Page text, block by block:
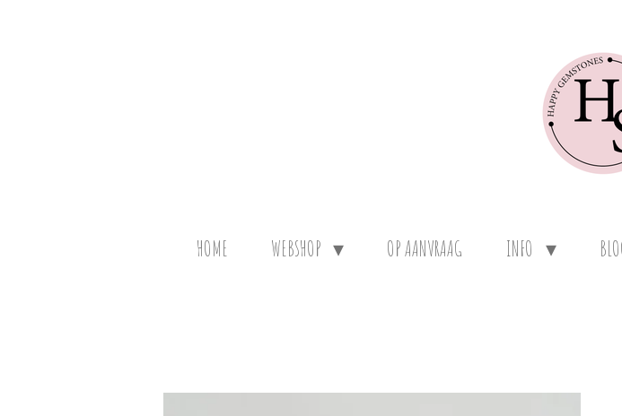
HOME WEBSHOP OP AANVRAAG INFO